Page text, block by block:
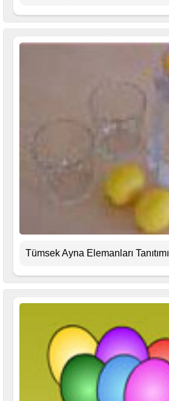
Tümsek Ayna Elemanları Tanıtımı